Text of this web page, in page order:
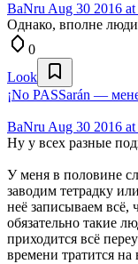
BaNru Aug 30 2016
Однако, вполне люди
0
Look
¡No PASSarán —
BaNru Aug 30 2016
Ну у всех разные
У меня в половине
заводим тетрадку
неё записываем всё,
обязательно такие
приходится всё
времени тратится на